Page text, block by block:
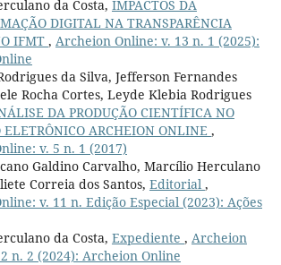
da Costa, IMPACTOS DA
DIGITAL NA TRANSPARÊNCIA
IFMT , Archeion Online: v. 13 n. 1 (2025):
da Silva, Jefferson Fernandes
Rocha Cortes, Leyde Klebia Rodrigues
DA PRODUÇÃO CIENTÍFICA NO
ELETRÔNICO ARCHEION ONLINE ,
v. 5 n. 1 (2017)
Galdino Carvalho, Marcílio Herculano
Correia dos Santos, Editorial ,
v. 11 n. Edição Especial (2023): Ações
da Costa, Expediente , Archeion
n. 2 (2024): Archeion Online